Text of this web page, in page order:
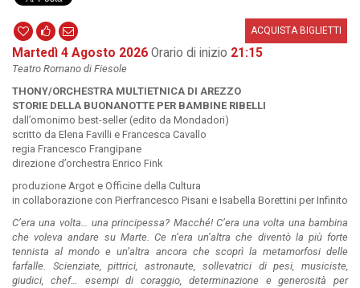
ACQUISTA BIGLIETTI
Martedì 4 Agosto 2026 Orario di inizio 21:15
Teatro Romano di Fiesole
THONY/ORCHESTRA MULTIETNICA DI AREZZO
STORIE DELLA BUONANOTTE PER BAMBINE RIBELLI
dall’omonimo best-seller (edito da Mondadori)
scritto da Elena Favilli e Francesca Cavallo
regia Francesco Frangipane
direzione d’orchestra Enrico Fink
produzione Argot e Officine della Cultura
in collaborazione con Pierfrancesco Pisani e Isabella Borettini per Infinito
C’era una volta… una principessa? Macché! C’era una volta una bambina
che voleva andare su Marte. Ce n’era un’altra che diventò la più forte
tennista al mondo e un’altra ancora che scoprì la metamorfosi delle
farfalle. Scienziate, pittrici, astronaute, sollevatrici di pesi, musiciste,
giudici, chef… esempi di coraggio, determinazione e generosità per